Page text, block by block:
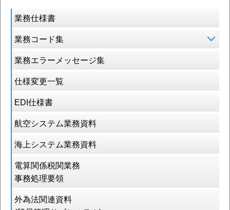
業務仕様書
業務コード集
業務エラーメッセージ集
仕様変更一覧
EDI仕様書
航空システム業務資料
海上システム業務資料
電算関係税関業務
事務処理要領
外為法関連資料